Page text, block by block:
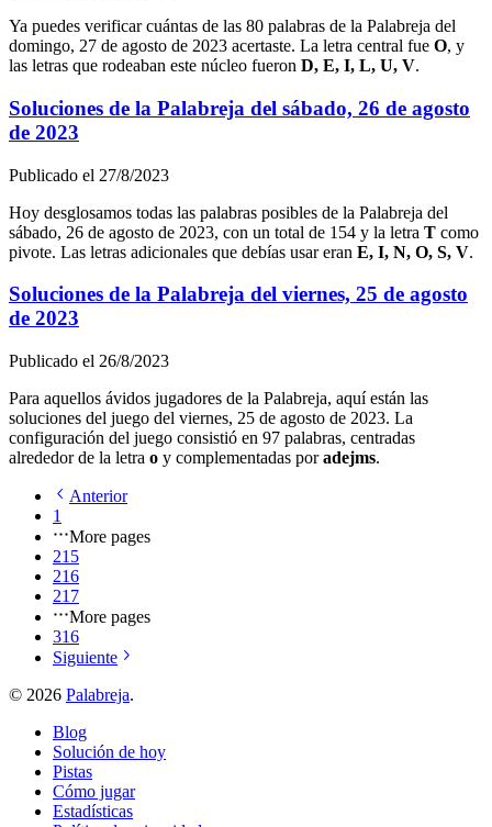
Ya puedes verificar cuántas de las 80 palabras de la Palabreja del
domingo, 27 de agosto de 2023 acertaste. La letra central fue O, y
las letras que rodeaban este núcleo fueron D, E, I, L, U, V.
Soluciones de la Palabreja del sábado, 26 de agosto
de 2023
Publicado el 27/8/2023
Hoy desglosamos todas las palabras posibles de la Palabreja del
sábado, 26 de agosto de 2023, con un total de 154 y la letra T como
pivote. Las letras adicionales que debías usar eran E, I, N, O, S, V.
Soluciones de la Palabreja del viernes, 25 de agosto
de 2023
Publicado el 26/8/2023
Para aquellos ávidos jugadores de la Palabreja, aquí están las
soluciones del juego del viernes, 25 de agosto de 2023. La
configuración del juego consistió en 97 palabras, centradas
alrededor de la letra o y complementadas por adejms.
Anterior
1
More pages
215
216
217
More pages
316
Siguiente
© 2026 Palabreja.
Blog
Solución de hoy
Pistas
Cómo jugar
Estadísticas